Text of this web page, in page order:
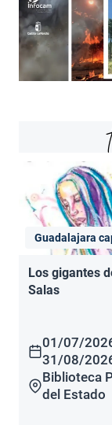
Guadalajara
Los gigantes
Salas
01/07/
31/08/
Biblioteca
del Estado